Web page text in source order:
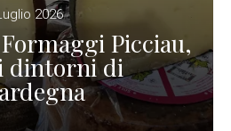
2026
Picciau,
dintorni di